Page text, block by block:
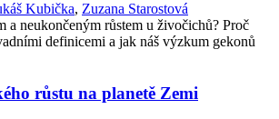
Kubička, Zuzana Starostová
a neukončeným růstem u živočichů? Proč
definicemi a jak náš výzkum gekonů
růstu na planetě Zemi